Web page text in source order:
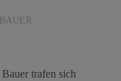
trafen sich